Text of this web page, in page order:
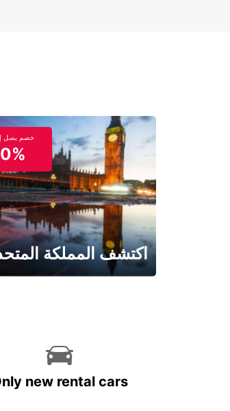
خصم يصل
اكتشف المملكة
new rental cars